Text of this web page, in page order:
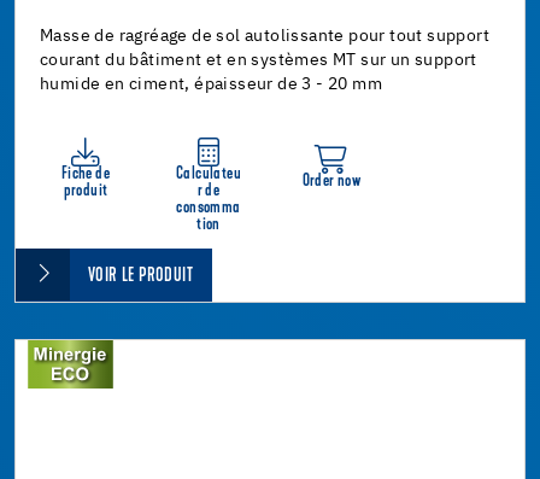
Masse de ragréage de sol autolissante pour tout support
courant du bâtiment et en systèmes MT sur un support
humide en ciment, épaisseur de 3 - 20 mm
Fiche de
produit
Calculateu
r de
consomma
tion
Order now
VOIR LE PRODUIT